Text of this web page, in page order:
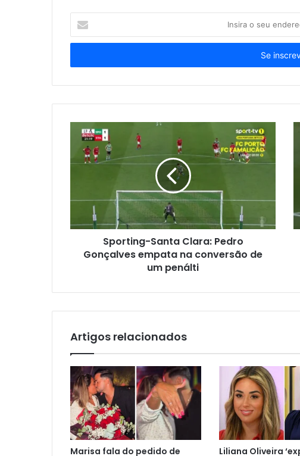
seu
de
Sporting-Santa Clara: Pedro
Gonçalves empata na conversão de
um penálti
Artigos relacionados
Marisa fala do pedido de Liliana Oliveira